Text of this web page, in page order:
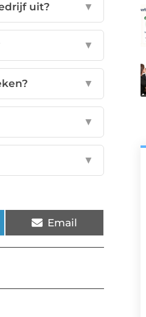
uit? ▼
▼
▼
▼
▼
Email